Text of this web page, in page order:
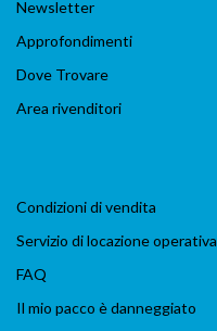
Newsletter
Approfondimenti
Dove Trovare
Area rivenditori
Condizioni di vendita
Servizio di locazione operativa
FAQ
Il mio pacco è danneggiato